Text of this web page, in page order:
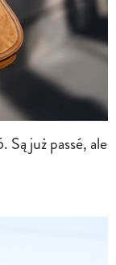
już passé, ale